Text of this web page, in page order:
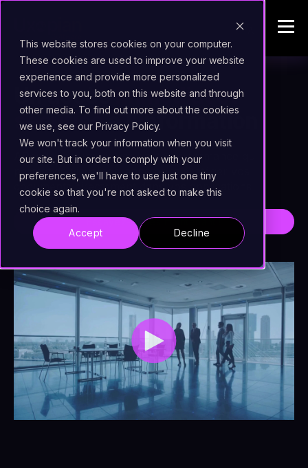
This website stores cookies on your computer.
These cookies are used to improve your website
experience and provide more personalized
services to you, both on this website and through
other media. To find out more about the cookies
we use, see our Privacy Policy.
We won't track your information when you visit
our site. But in order to comply with your
preferences, we'll have to use just one tiny
cookie so that you're not asked to make this
choice again.
Accept Decline
Un accèsimmédiat et
sécuriséà l’information
ARender est un viewer haute performance qui
permet de visualiser, annoter et protéger vos
documents directement dans vos applications
Essayez-le dès maintenant !